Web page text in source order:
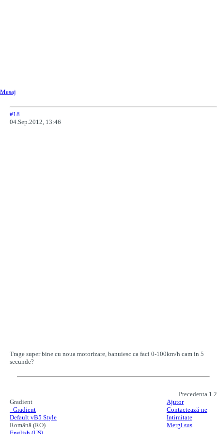
Mesaj
#18
04.Sep.2012, 13:46
Trage super bine cu noua motorizare, banuiesc ca faci 0-100km/h cam in 5
secunde?
Precedenta 1 2
Gradient
- Gradient
Default vB5 Style
Română (RO)
Ajutor
Contactează-ne
Intimitate
Mergi sus